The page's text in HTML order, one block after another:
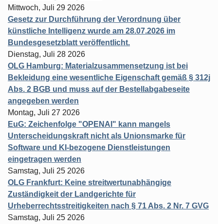
Mittwoch, Juli 29 2026
Gesetz zur Durchführung der Verordnung über
künstliche Intelligenz wurde am 28.07.2026 im
Bundesgesetzblatt veröffentlicht.
Dienstag, Juli 28 2026
OLG Hamburg: Materialzusammensetzung ist bei
Bekleidung eine wesentliche Eigenschaft gemäß § 312j
Abs. 2 BGB und muss auf der Bestellabgabeseite
angegeben werden
Montag, Juli 27 2026
EuG: Zeichenfolge "OPENAI" kann mangels
Unterscheidungskraft nicht als Unionsmarke für
Software und KI-bezogene Dienstleistungen
eingetragen werden
Samstag, Juli 25 2026
OLG Frankfurt: Keine streitwertunabhängige
Zuständigkeit der Landgerichte für
Urheberrechtsstreitigkeiten nach § 71 Abs. 2 Nr. 7 GVG
Samstag, Juli 25 2026